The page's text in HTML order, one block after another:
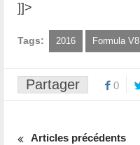
]]>
Tags: 2016 Formula V8
Partager 0
Articles précédents